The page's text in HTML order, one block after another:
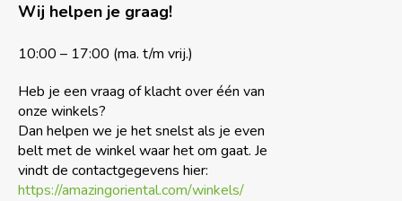
Wij helpen je graag!
10:00 – 17:00 (ma. t/m vrij.)
Heb je een vraag of klacht over één van
onze winkels?
Dan helpen we je het snelst als je even
belt met de winkel waar het om gaat. Je
vindt de contactgegevens hier:
https://amazingoriental.com/winkels/